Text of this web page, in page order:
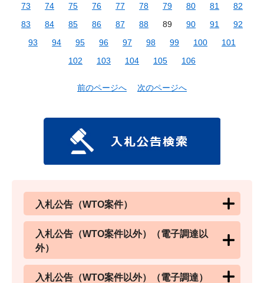
73
74 75 76 77 78 79 80 81
82
83
84 85 86 87 88 89 90 91
92
93
94 95 96 97 98 99 100
101
102
103 104 105 106
前のページへ 次のページへ
入札公告（WTO案件）
入札公告（WTO案件以外）（電子調達以
外）
入札公告（WTO案件以外）（電子調達）